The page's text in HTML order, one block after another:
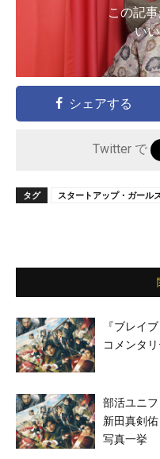
この記
い
シェアする
Twitter で
タグ スタートアップ・ガール
『ブレイ
コメンタ
部活ユニフ
新田真剣
写真一挙